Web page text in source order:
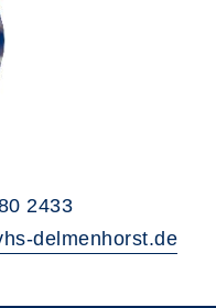
2433
delmenhorst.de